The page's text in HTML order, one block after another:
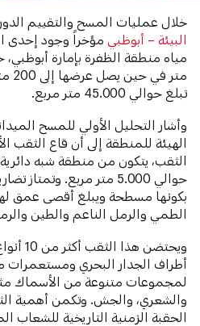
خلال عمليات المسح والتقييم
البيئة – أبوظبي مؤخراً وجود إحدى
متر
تبلغ حوالي 45.000 متر مربع.
وأشار التحليل الأولي للمسح
الهيئة للمنطقة إلى أن قاع الثقب
الثقب، يتكون من منطقة شبه
حوالي 5.000 متر مربع.
الطمي والرمل الناعم والطين
ويحتضن
أطراف الجدار البحري ومستعمرات
لمجموعات متنوعة من الأسماك
والشعري، والجش. وتكمن أهمية
الحقبة الزمنية التاريخية للشعاب